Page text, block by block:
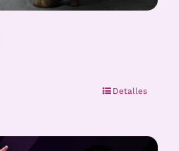
Detalles